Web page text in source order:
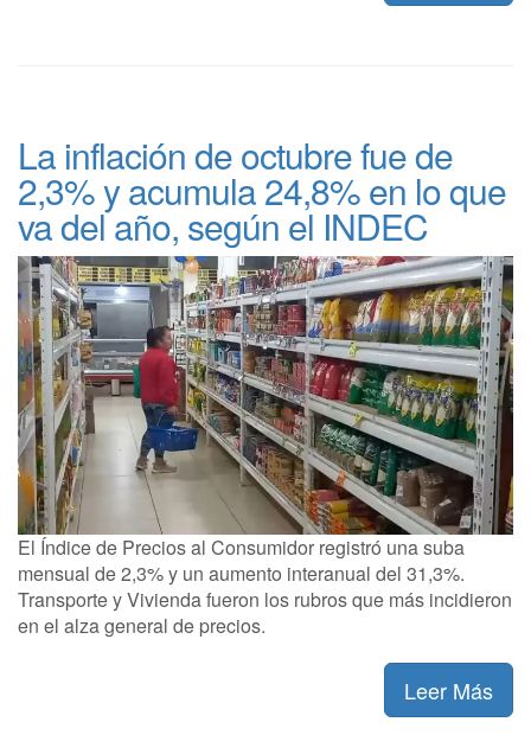
La inflación de octubre fue de
2,3% y acumula 24,8% en lo que
va del año, según el INDEC
El Índice de Precios al Consumidor registró una suba
mensual de 2,3% y un aumento interanual del 31,3%.
Transporte y Vivienda fueron los rubros que más incidieron
en el alza general de precios.
Leer Más